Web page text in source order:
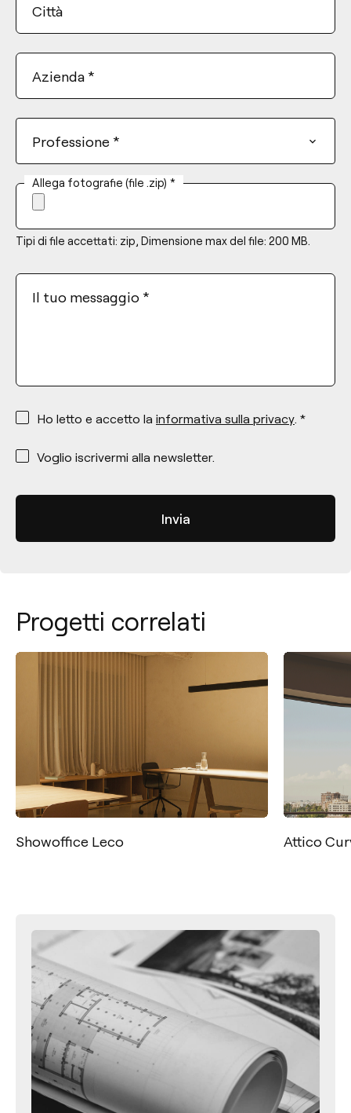
Città
Azienda *
Professione *
Allega fotografie (file .zip) *
Tipi di file accettati: zip, Dimensione max del file: 200 MB.
Il tuo messaggio *
*
Ho letto e accetto la informativa sulla privacy. *
*
Voglio iscrivermi alla newsletter.
Progetti correlati
Leco Attico Curvo